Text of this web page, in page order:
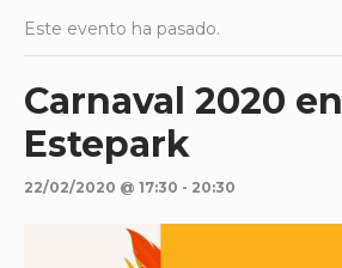
Este evento ha pasado.
Carnaval 2020 en
Estepark
22/02/2020 @ 17:30 - 20:30